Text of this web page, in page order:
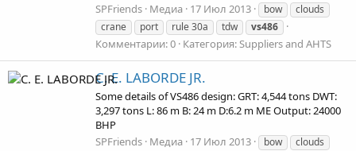
SPFriends Медиа 17 Июл 2013 bow
clouds
crane
port rule 30a tdw vs486
Комментарии: 0 Категория: Suppliers and AHTS
C. E. LABORDE JR.
Some details of VS486 design: GRT: 4,544 tons DWT:
3,297 tons L: 86 m B: 24 m D:6.2 m ME Output: 24000
BHP
SPFriends Медиа 17 Июл 2013 bow
clouds